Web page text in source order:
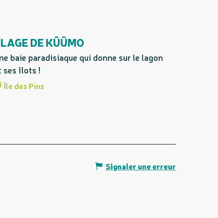
DE KÛÛMO
baie paradisiaque qui donne sur le lagon
ses îlots !
Île des Pins
Signaler une erreur